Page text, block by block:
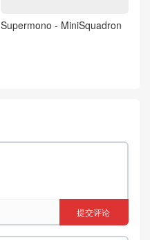
Supermono - MiniSquadron
提交评论